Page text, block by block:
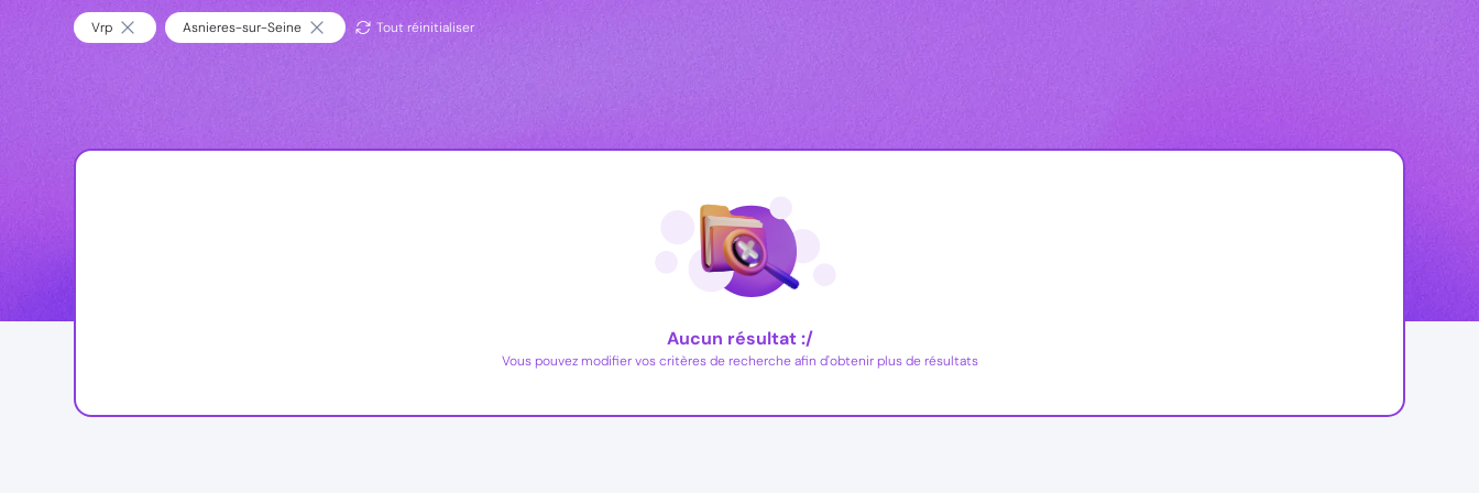
Vrp Asnieres-sur-Seine Tout réinitialiser
Aucun résultat :/
Vous pouvez modifier vos critères de recherche afin d'obtenir plus de résultats